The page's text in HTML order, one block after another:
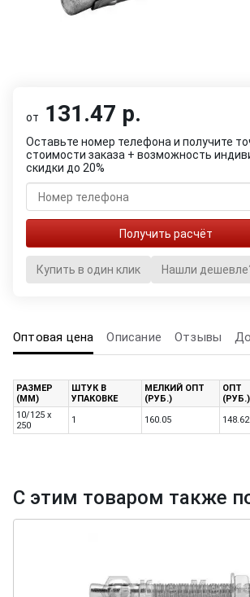
от 131.47 р.
Оставьте номер телефона и получите
стоимости заказа + возможность
скидки до 20%
Купить в один клик Нашли
Оптовая цена Описание Отзывы
РАЗМЕР
(ММ)
ШТУК В
УПАКОВКЕ
МЕЛКИЙ ОПТ
(РУБ.)
ОПТ
(РУБ.)
10/125 x
250
1 160.05 148.62
С этим товаром также